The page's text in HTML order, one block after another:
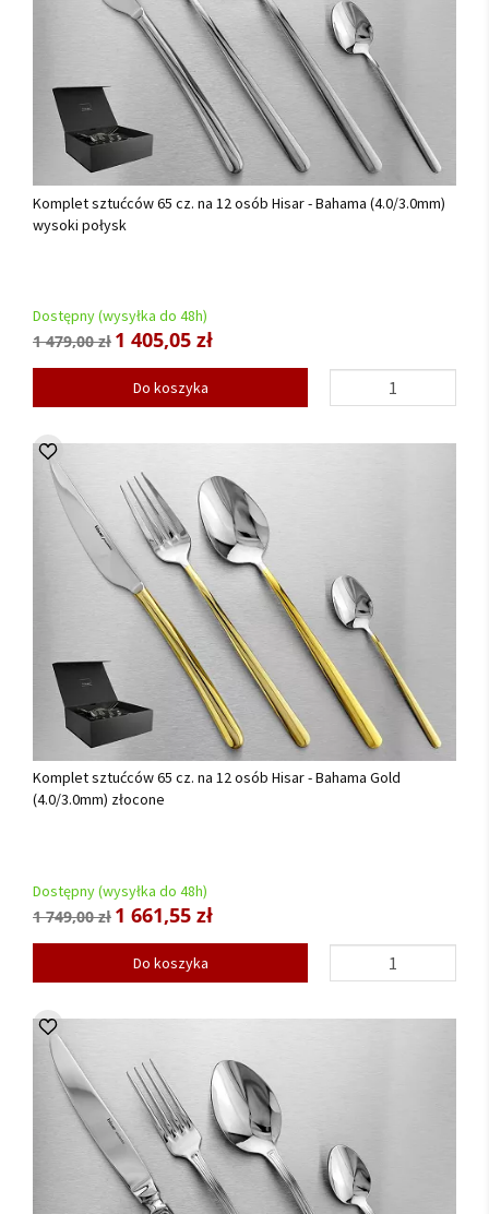
Komplet sztućców 65 cz. na 12 osób Hisar - Bahama (4.0/3.0mm)
wysoki połysk
Dostępny (wysyłka do 48h)
1 479,00 zł 1 405,05 zł
Do koszyka
Komplet sztućców 65 cz. na 12 osób Hisar - Bahama Gold
(4.0/3.0mm) złocone
Dostępny (wysyłka do 48h)
1 749,00 zł 1 661,55 zł
Do koszyka